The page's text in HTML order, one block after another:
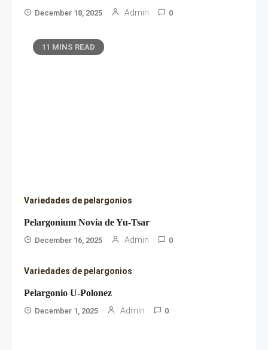
December 18, 2025 Admin 0
11 MINS READ
Variedades de pelargonios
Pelargonium Novia de Yu-Tsar
December 16, 2025 Admin 0
Variedades de pelargonios
Pelargonio U-Polonez
December 1, 2025 Admin 0